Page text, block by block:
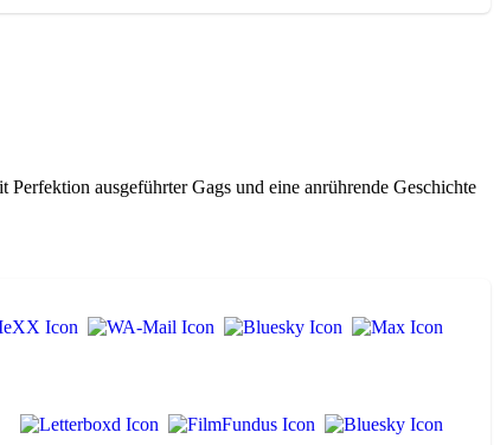
ausgeführter Gags und eine anrührende Geschichte